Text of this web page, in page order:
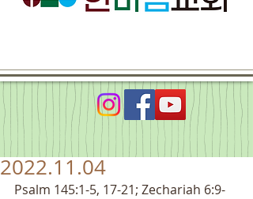
2022.11.04
Psalm 145:1-5, 17-21; Zechariah 6:9-